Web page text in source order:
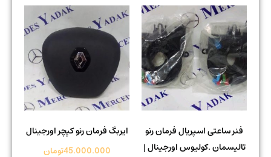
فنر ساعتی اسپریال فرمان رنو
تالیسمان .کولیوس اورجینال |
ایربگ فرمان رنو کپچر اورجینال
45.000.000تومان